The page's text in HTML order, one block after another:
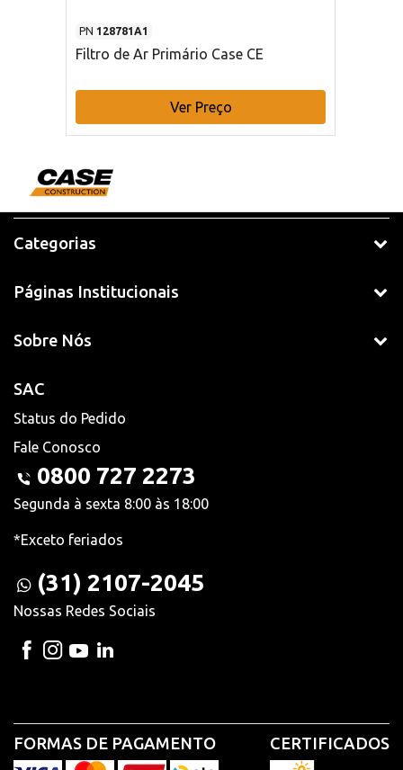
PN 128781A1
Filtro de Ar Primário Case CE
Ver Preço
Categorias
Páginas Institucionais
Sobre Nós
SAC
Status do Pedido
Fale Conosco
0800 727 2273
Segunda à sexta 8:00 às 18:00
*Exceto feriados
(31) 2107-2045
Nossas Redes Sociais
FORMAS DE PAGAMENTO CERTIFICADOS